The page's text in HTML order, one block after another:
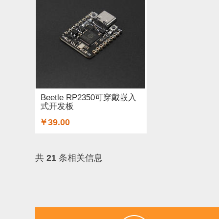
Beetle RP2350可穿戴嵌入
式开发板
￥39.00
共 21 条相关信息